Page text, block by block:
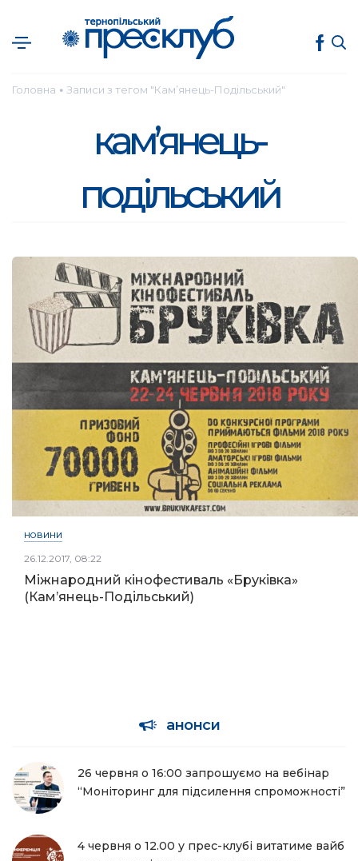
Головна ● Записи з тегом "Кам’янець-Подільський"
кам’янець-
подільський
НОВИНИ
26.12.2017, 08:22
Міжнародний кінофестиваль «Бруківка»
(Кам’янець-Подільський)
анонси
26 червня о 16:00 запрошуємо на вебінар
“Моніторинг для підсилення спроможності”
4 червня о 12.00 у прес-клубі витатиме вайб